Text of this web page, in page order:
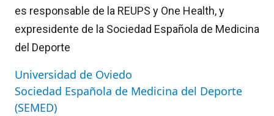
es responsable de la REUPS y One Health, y
expresidente de la Sociedad Española de Medicina
del Deporte
Universidad de Oviedo
Sociedad Española de Medicina del Deporte
(SEMED)